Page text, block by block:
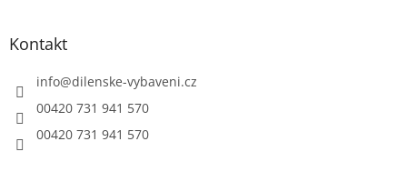
Kontakt
info@dilenske-vybaveni.cz
00420 731 941 570
00420 731 941 570